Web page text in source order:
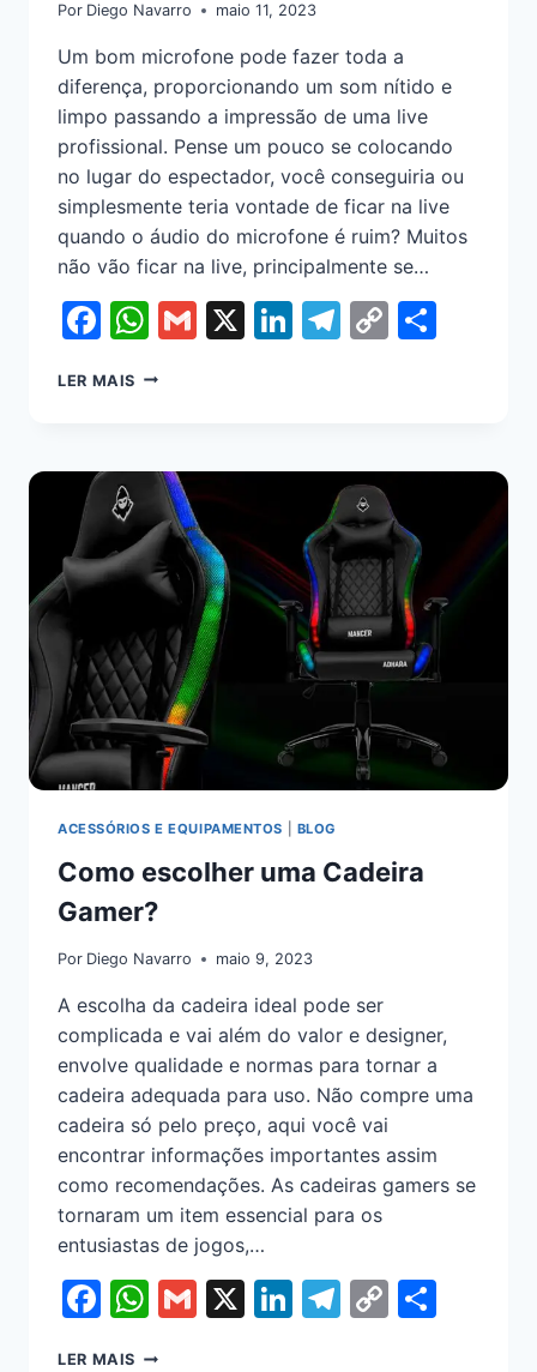
Por Diego Navarro maio 11, 2023
Um bom microfone pode fazer toda a
diferença, proporcionando um som nítido e
limpo passando a impressão de uma live
profissional. Pense um pouco se colocando
no lugar do espectador, você conseguiria ou
simplesmente teria vontade de ficar na live
quando o áudio do microfone é ruim? Muitos
não vão ficar na live, principalmente se…
Facebook
WhatsApp
Gmail
X LinkedIn
Telegram
Copy
LER MAIS
ACESSÓRIOS E EQUIPAMENTOS BLOG
Como escolher uma Cadeira
Gamer?
Por Diego Navarro maio 9, 2023
A escolha da cadeira ideal pode ser
complicada e vai além do valor e designer,
envolve qualidade e normas para tornar a
cadeira adequada para uso. Não compre uma
cadeira só pelo preço, aqui você vai
encontrar informações importantes assim
como recomendações. As cadeiras gamers se
tornaram um item essencial para os
entusiastas de jogos,…
Facebook
WhatsApp
Gmail
X LinkedIn
Telegram
Copy
LER MAIS